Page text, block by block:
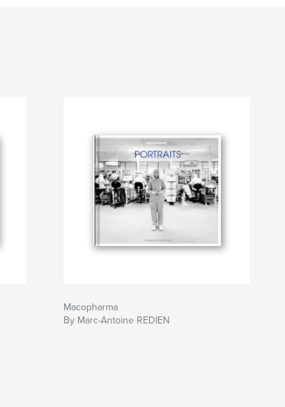
Macopharma
By Marc-Antoine REDIEN